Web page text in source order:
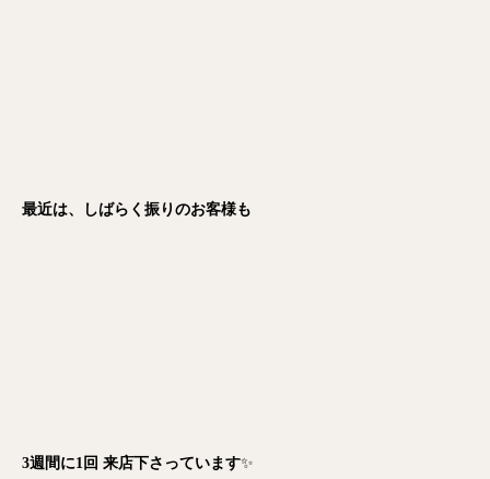
最近は、しばらく振りのお客様も
3週間に1回 来店下さっています✨